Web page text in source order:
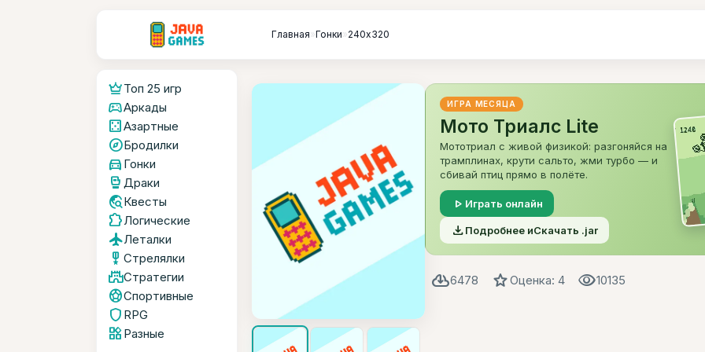
Главная»Гонки»240х320
crownТоп 25 игр
sports_esportsАркады
casinoАзартные
exploreБродилки
directions_car Гонки
sports_mma Драки
travel_exploreКвесты
extensionЛогические
flightЛеталки
military_tech Стрелялки
castleСтратегии
sports_soccerСпортивные
shield RPG
widgetsРазные
ИГРА МЕСЯЦА
Мото Триалс Lite
Мототриал с живой физикой: разгоняйся на
трамплинах, крути сальто, жми турбо — и
сбивай птиц прямо в полёте.
play_arrow Играть онлайн
file_downloadПодробнее иСкачать .jar
cloud_download6478 starОценка: 4 visibility10135